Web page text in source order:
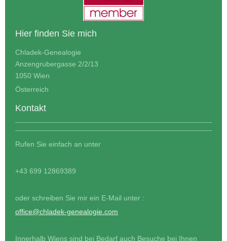
Hier finden Sie mich
Chladek-Genealogie
Anzengrubergasse 2/2/13
1050 Wien
Österreich
Kontakt
Rufen Sie einfach an unter
+43 699 12869389
oder schreiben Sie mir ein E-Mail unter :
office@chladek-genealogie.com
Innerhalb Wiens sind bei Bedarf auch Besuche bei Ihnen